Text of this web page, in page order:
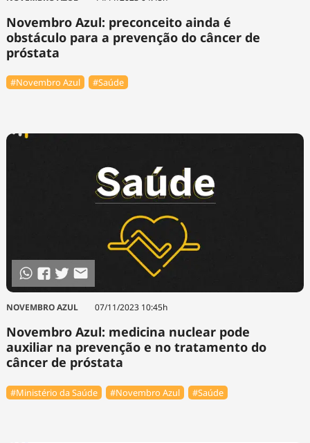
Novembro Azul: preconceito ainda é
obstáculo para a prevenção do câncer de
próstata
#Novembro Azul #Saúde
NOVEMBRO AZUL 07/11/2023 10:45h
Novembro Azul: medicina nuclear pode
auxiliar na prevenção e no tratamento do
câncer de próstata
#Ministério da Saúde #Novembro Azul #Saúde